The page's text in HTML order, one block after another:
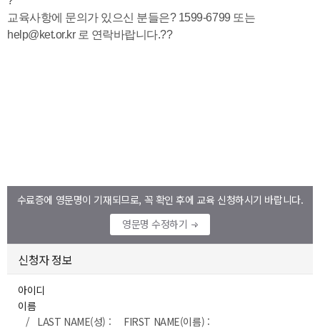
수료증에 영문명이 기재되므로, 꼭 확인 후에 교육 신청하시기 바랍니다.
영문명 수정하기
신청자 정보
아이디
이름
/ LAST NAME(성) : FIRST NAME(이름) :